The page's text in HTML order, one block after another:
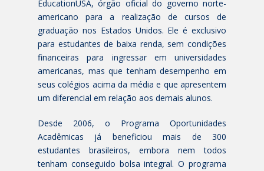
EducationUSA, órgão oficial do governo norte-
americano para a realização de cursos de
graduação nos Estados Unidos. Ele é exclusivo
para estudantes de baixa renda, sem condições
financeiras para ingressar em universidades
americanas, mas que tenham desempenho em
seus colégios acima da média e que apresentem
um diferencial em relação aos demais alunos.
Desde 2006, o Programa Oportunidades
Acadêmicas já beneficiou mais de 300
estudantes brasileiros, embora nem todos
tenham conseguido bolsa integral. O programa